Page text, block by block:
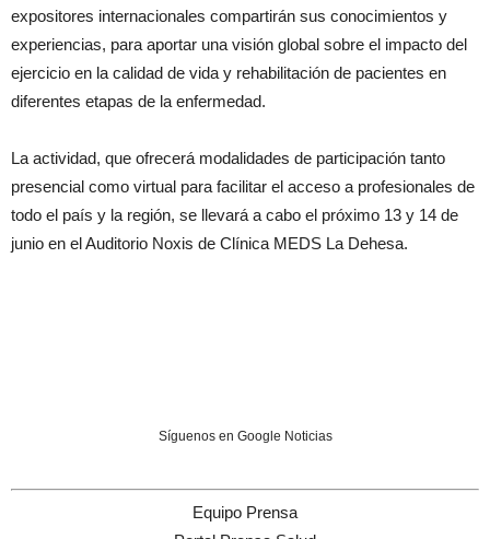
expositores internacionales compartirán sus conocimientos y
experiencias, para aportar una visión global sobre el impacto del
ejercicio en la calidad de vida y rehabilitación de pacientes en
diferentes etapas de la enfermedad.
La actividad, que ofrecerá modalidades de participación tanto
presencial como virtual para facilitar el acceso a profesionales de
todo el país y la región, se llevará a cabo el próximo 13 y 14 de
junio en el Auditorio Noxis de Clínica MEDS La Dehesa.
Síguenos en Google Noticias
Equipo Prensa